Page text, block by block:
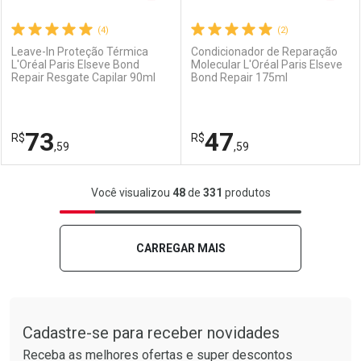
Ativar Desconto
Comprar sem Desconto
Por R$ 31,99/cada
Por R$ 31,99/cada
Ativar Desconto
Comprar sem Desconto
Por R$ 27,99/cada
Por R$ 27,99/cada
(4)
Leave-In Proteção Térmica
L'Oréal Paris Elseve Bond
Repair Resgate Capilar 90ml
R$73,59
FECHAR
Laboratório
FECHAR
Por Menos
(2)
Condicionador de Reparação
Molecular L'Oréal Paris Elseve
Bond Repair 175ml
R$47,59
Laboratório
Por Menos
Você visualizou 48de 331 produtos
CARREGAR MAIS
Cadastre-se para receber novidades
Receba as melhores ofertas e super descontos